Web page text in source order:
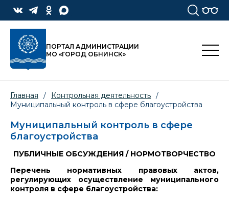
ПОРТАЛ АДМИНИСТРАЦИИ
МО «ГОРОД ОБНИНСК»
Главная / Контрольная деятельность /
Муниципальный контроль в сфере благоустройства
Муниципальный контроль в сфере
благоустройства
ПУБЛИЧНЫЕ ОБСУЖДЕНИЯ / НОРМОТВОРЧЕСТВО
Перечень нормативных правовых актов,
регулирующих осуществление муниципального
контроля в сфере благоустройства: